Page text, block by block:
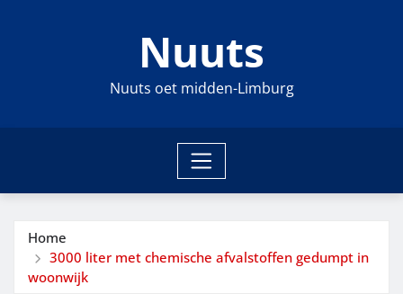
Nuuts
Nuuts oet midden-Limburg
Home
3000 liter met chemische afvalstoffen gedumpt in
woonwijk